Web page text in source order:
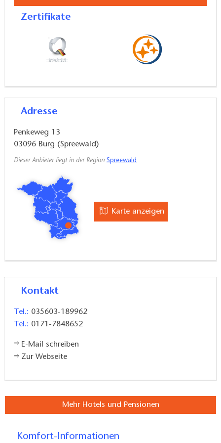
Zertifikate
Adresse
Penkeweg 13
03096 Burg (Spreewald)
Dieser Anbieter liegt in der Region Spreewald
Karte anzeigen
Kontakt
Tel.: 035603-189962
Tel.: 0171-7848652
E-Mail schreiben
Zur Webseite
Mehr Hotels und Pensionen
Komfort-Informationen